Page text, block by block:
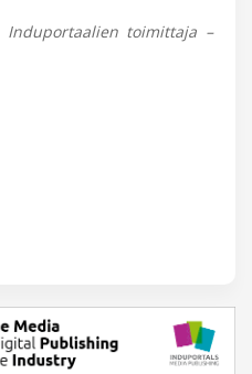
Induportaalien toimittaja –